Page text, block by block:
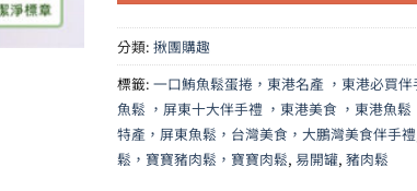
分類:揪團購趣
標籤:一口鮪魚鬆蛋捲，東港名產 ，東港必買
魚鬆 ，屏東十大伴手禮 ，東港美食 ，東港魚
特產，屏東魚鬆，台灣美食，大鵬灣美食伴手禮
鬆，寶寶豬肉鬆，寶寶肉鬆,易開罐,豬肉鬆